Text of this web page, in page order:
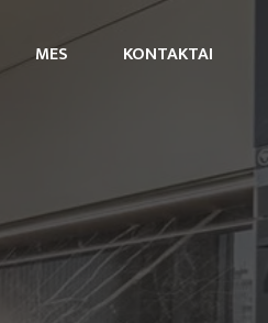
MES KONTAKTAI